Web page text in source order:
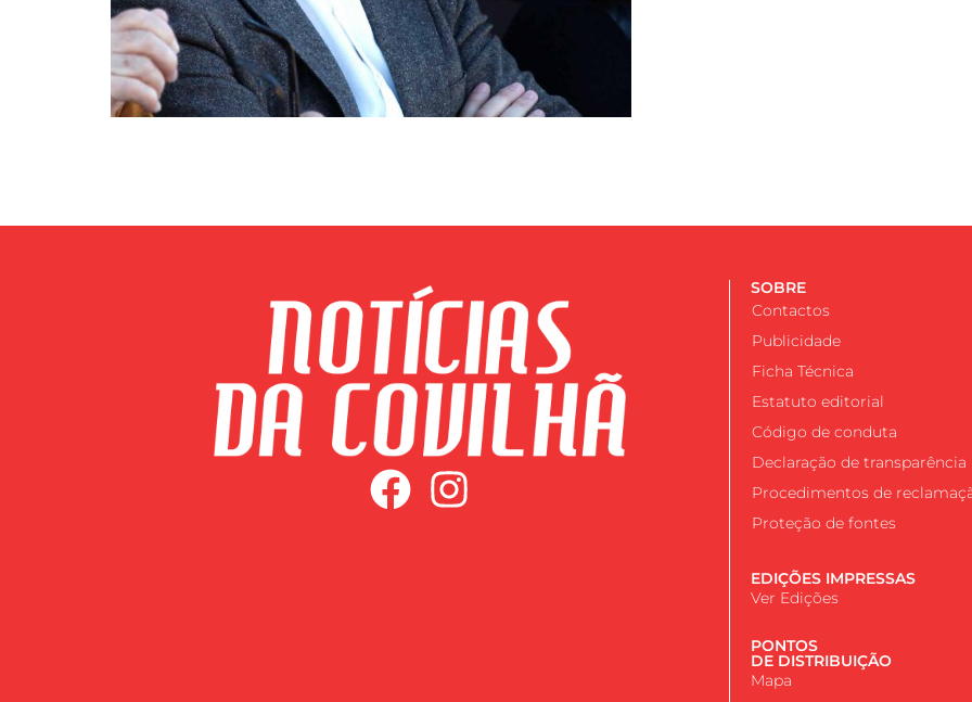
SOBRE
Contactos
Publicidade
Ficha Técnica
Estatuto editorial
Código de conduta
Declaração de transparência
Procedimentos de
Proteção de fontes
EDIÇÕES IMPRESSAS
Ver Edições
PONTOS
DE DISTRIBUIÇÃO
Mapa